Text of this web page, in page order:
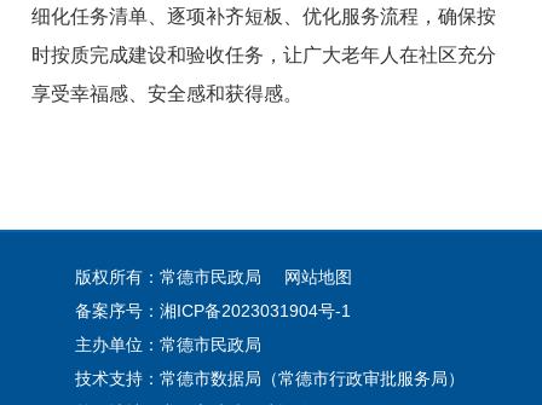
细化任务清单、逐项补齐短板、优化服务流程，确保按
时按质完成建设和验收任务，让广大老年人在社区充分
享受幸福感、安全感和获得感。
版权所有：常德市民政局
网站地图
备案序号： 湘ICP备2023031904号-1
主办单位：常德市民政局
技术支持：常德市数据局（常德市行政审批服务局）